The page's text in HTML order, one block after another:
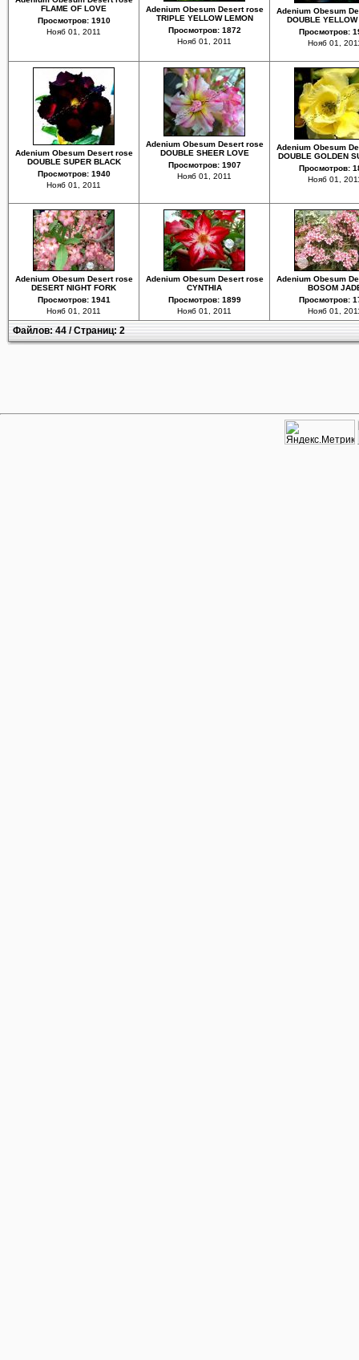
FLAME OF LOVE
Просмотров: 1910
Нояб 01, 2011
Adenium Obesum Desert rose
TRIPLE YELLOW LEMON
Просмотров: 1872
Нояб 01, 2011
Adenium Obesum
DOUBLE YELLOW
Просмотров:
Нояб 01,
Adenium Obesum Desert rose
DOUBLE SUPER BLACK
Просмотров: 1940
Нояб 01, 2011
Adenium Obesum Desert rose
DOUBLE SHEER LOVE
Просмотров: 1907
Нояб 01, 2011
Adenium Obesum
DOUBLE GOLDEN
Просмотров:
Нояб 01,
Adenium Obesum Desert rose
DESERT NIGHT FORK
Просмотров: 1941
Нояб 01, 2011
Adenium Obesum Desert rose
CYNTHIA
Просмотров: 1899
Нояб 01, 2011
Adenium Obesum
BOSOM
Просмотров:
Нояб 01,
Файлов: 44 / Страниц: 2